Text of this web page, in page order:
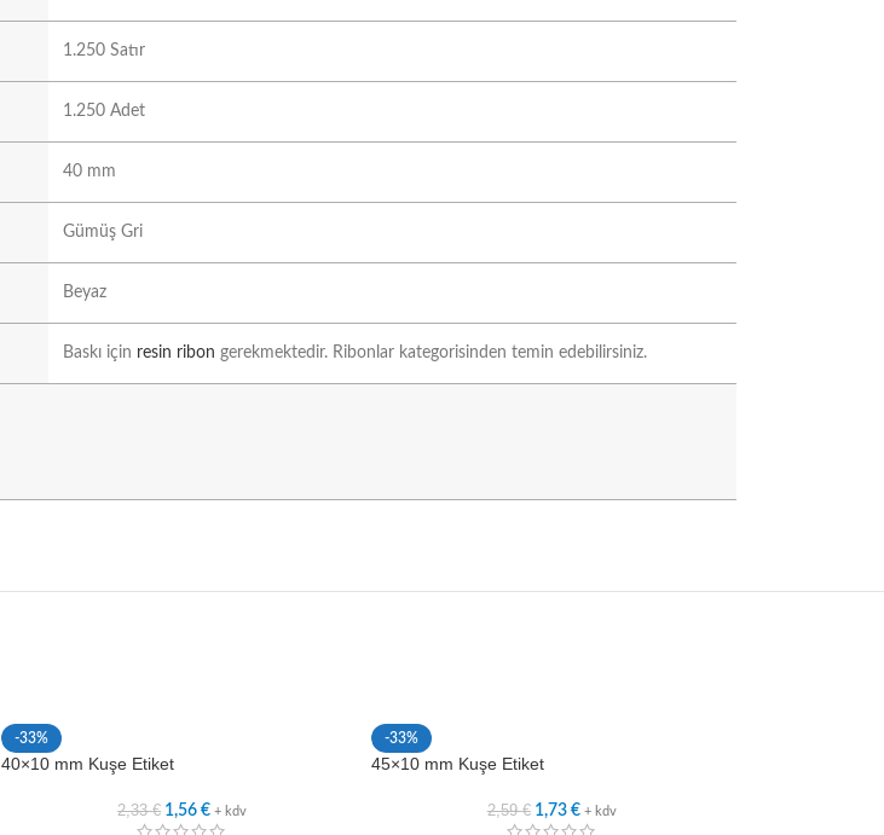
1.250 Satır
1.250 Adet
40 mm
Gümüş Gri
Beyaz
Baskı için resin ribon gerekmektedir. Ribonlar kategorisinden temin edebilirsiniz.
-33%
40×10 mm Kuşe Etiket
2,33€ 1,56€ + kdv
-33%
45×10 mm Kuşe Etiket
2,59€ 1,73 € + kdv